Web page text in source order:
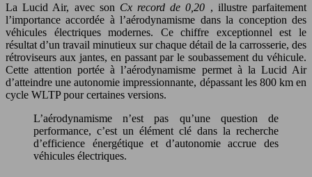
La Lucid Air, avec son Cx record de 0,20 , illustre parfaitement
l’importance accordée à l’aérodynamisme dans la conception des
véhicules électriques modernes. Ce chiffre exceptionnel est le
résultat d’un travail minutieux sur chaque détail de la carrosserie, des
rétroviseurs aux jantes, en passant par le soubassement du véhicule.
Cette attention portée à l’aérodynamisme permet à la Lucid Air
d’atteindre une autonomie impressionnante, dépassant les 800 km en
cycle WLTP pour certaines versions.
L’aérodynamisme n’est pas qu’une question de
performance, c’est un élément clé dans la recherche
d’efficience énergétique et d’autonomie accrue des
véhicules électriques.